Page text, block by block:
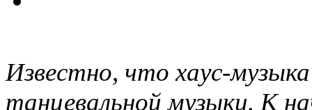
Известно, что хаус-
танцевальной музыки. К